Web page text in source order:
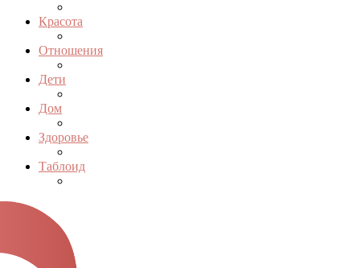
Красота
Отношения
Дети
Дом
Здоровье
Таблоид